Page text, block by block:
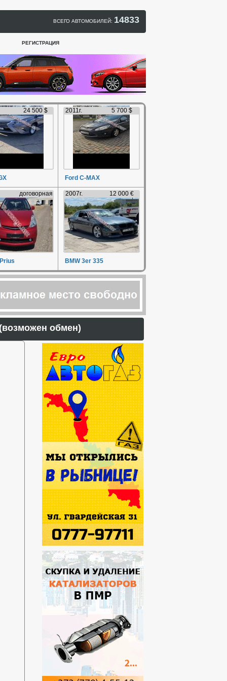
ВСЕГО АВТОМОБИЛЕЙ: 14833
РЕГИСТРАЦИЯ
24 500 $ 2011г. 5 700 $
Ford C-MAX
договорная 2007г. 12 000 €
BMW 3er 335
обмен)